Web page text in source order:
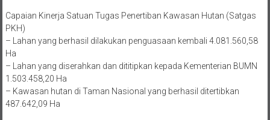
Capaian Kinerja Satuan Tugas Penertiban Kawasan Hutan (Satgas
PKH)
– Lahan yang berhasil dilakukan penguasaan kembali 4.081.560,58
Ha
– Lahan yang diserahkan dan dititipkan kepada Kementerian BUMN
1.503.458,20 Ha
– Kawasan hutan di Taman Nasional yang berhasil ditertibkan
487.642,09 Ha